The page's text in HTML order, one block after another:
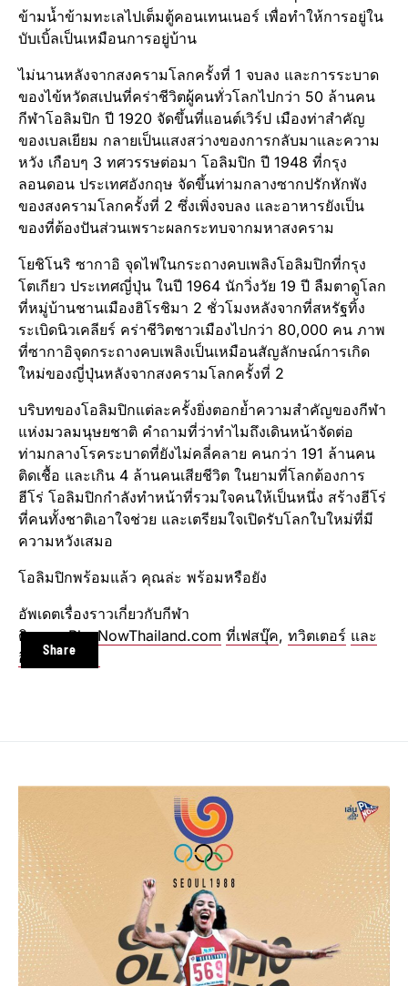
Share
ข้ามน้ำข้ามทะเลไปเต็มตู้คอนเทนเนอร์ เพื่อทำให้การอยู่ใน
บับเบิ้ลเป็นเหมือนการอยู่บ้าน
ไม่นานหลังจากสงครามโลกครั้งที่ 1 จบลง และการระบาด
ของไข้หวัดสเปนที่คร่าชีวิตผู้คนทั่วโลกไปกว่า 50 ล้านคน
กีฬาโอลิมปิก ปี 1920 จัดขึ้นที่แอนต์เวิร์ป เมืองท่าสำคัญ
ของเบลเยียม กลายเป็นแสงสว่างของการกลับมาและความ
หวัง เกือบๆ 3 ทศวรรษต่อมา โอลิมปิก ปี 1948 ที่กรุง
ลอนดอน ประเทศอังกฤษ จัดขึ้นท่ามกลางซากปรักหักพัง
ของสงครามโลกครั้งที่ 2 ซึ่งเพิ่งจบลง และอาหารยังเป็น
ของที่ต้องปันส่วนเพราะผลกระทบจากมหาสงคราม
โยชิโนริ ซากาอิ จุดไฟในกระถางคบเพลิงโอลิมปิกที่กรุง
โตเกียว ประเทศญี่ปุ่น ในปี 1964 นักวิ่งวัย 19 ปี ลืมตาดูโลก
ที่หมู่บ้านชานเมืองฮิโรชิมา 2 ชั่วโมงหลังจากที่สหรัฐทิ้ง
ระเบิดนิวเคลียร์ คร่าชีวิตชาวเมืองไปกว่า 80,000 คน ภาพ
ที่ซากาอิจุดกระถางคบเพลิงเป็นเหมือนสัญลักษณ์การเกิด
ใหม่ของญี่ปุ่นหลังจากสงครามโลกครั้งที่ 2
บริบทของโอลิมปิกแต่ละครั้งยิ่งตอกย้ำความสำคัญของกีฬา
แห่งมวลมนุษยชาติ คำถามที่ว่าทำไมถึงเดินหน้าจัดต่อ
ท่ามกลางโรคระบาดที่ยังไม่คลี่คลาย คนกว่า 191 ล้านคน
ติดเชื้อ และเกิน 4 ล้านคนเสียชีวิต ในยามที่โลกต้องการ
ฮีโร่ โอลิมปิกกำลังทำหน้าที่รวมใจคนให้เป็นหนึ่ง สร้างฮีโร่
ที่คนทั้งชาติเอาใจช่วย และเตรียมใจเปิดรับโลกใบใหม่ที่มี
ความหวังเสมอ
โอลิมปิกพร้อมแล้ว คุณล่ะ พร้อมหรือยัง
อัพเดตเรื่องราวเกี่ยวกับกีฬา
ติดตามPlayNowThailand.com ที่เฟสบุ๊ค, ทวิตเตอร์ และ
อินสตาแกรม